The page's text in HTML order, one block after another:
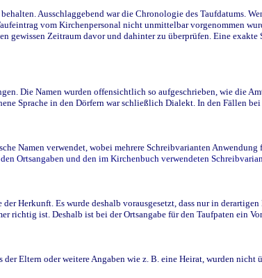
Ausschlaggebend war die Chronologie des Taufdatums.
vom Kirchenpersonal nicht unmittelbar vorgenommen
gewissen Zeitraum davor und dahinter zu überprüfen. Eine
Die Namen wurden offensichtlich so aufgeschrieben, wie die
Sprache in den Dörfern war schließlich Dialekt. In den Fällen
Namen verwendet, wobei mehrere Schreibvarianten
Ortsangaben und den im Kirchenbuch verwendeten
Herkunft. Es wurde deshalb vorausgesetzt, dass nur in
richtig ist. Deshalb ist bei der Ortsangabe für den Taufpaten ein
Eltern oder weitere Angaben wie z. B. eine Heirat, wurden nicht